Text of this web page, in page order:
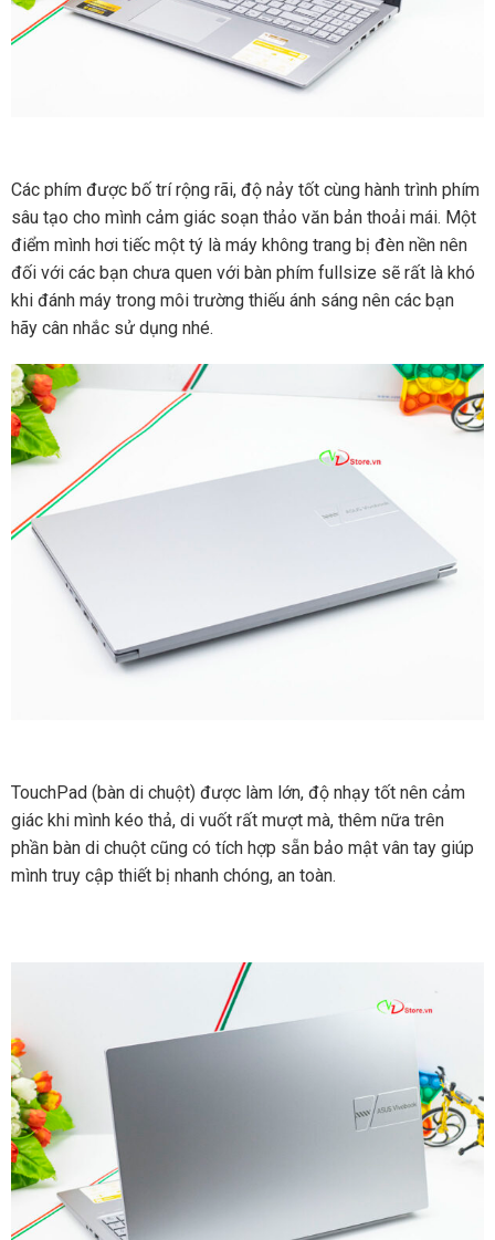
Các phím được bố trí rộng rãi, độ nảy tốt cùng hành trình phím
sâu tạo cho mình cảm giác soạn thảo văn bản thoải mái. Một
điểm mình hơi tiếc một tý là máy không trang bị đèn nền nên
đối với các bạn chưa quen với bàn phím fullsize sẽ rất là khó
khi đánh máy trong môi trường thiếu ánh sáng nên các bạn
hãy cân nhắc sử dụng nhé.
TouchPad (bàn di chuột) được làm lớn, độ nhạy tốt nên cảm
giác khi mình kéo thả, di vuốt rất mượt mà, thêm nữa trên
phần bàn di chuột cũng có tích hợp sẵn bảo mật vân tay giúp
mình truy cập thiết bị nhanh chóng, an toàn.